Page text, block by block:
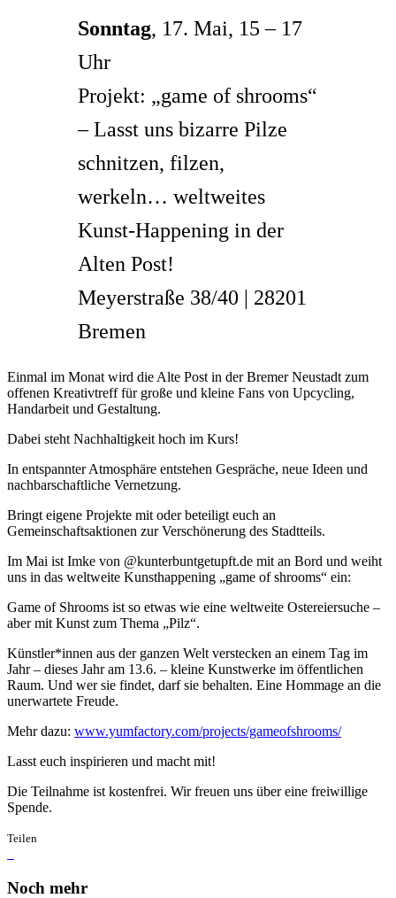
Sonntag, 17. Mai, 15 – 17
Uhr
Projekt: „game of shrooms“
– Lasst uns bizarre Pilze
schnitzen, filzen,
werkeln… weltweites
Kunst-Happening in der
Alten Post!
Meyerstraße 38/40 | 28201
Bremen
Einmal im Monat wird die Alte Post in der Bremer Neustadt zum
offenen Kreativtreff für große und kleine Fans von Upcycling,
Handarbeit und Gestaltung.
Dabei steht Nachhaltigkeit hoch im Kurs!
In entspannter Atmosphäre entstehen Gespräche, neue Ideen und
nachbarschaftliche Vernetzung.
Bringt eigene Projekte mit oder beteiligt euch an
Gemeinschaftsaktionen zur Verschönerung des Stadtteils.
Im Mai ist Imke von @kunterbuntgetupft.de mit an Bord und weiht
uns in das weltweite Kunsthappening „game of shrooms“ ein:
Game of Shrooms ist so etwas wie eine weltweite Ostereiersuche –
aber mit Kunst zum Thema „Pilz“.
Künstler*innen aus der ganzen Welt verstecken an einem Tag im
Jahr – dieses Jahr am 13.6. – kleine Kunstwerke im öffentlichen
Raum. Und wer sie findet, darf sie behalten. Eine Hommage an die
unerwartete Freude.
Mehr dazu: www.yumfactory.com/projects/gameofshrooms/
Lasst euch inspirieren und macht mit!
Die Teilnahme ist kostenfrei. Wir freuen uns über eine freiwillige
Spende.
Teilen
Noch mehr